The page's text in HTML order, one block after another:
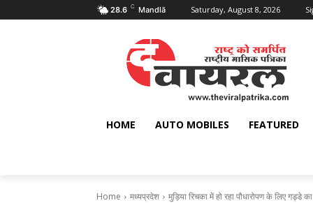
28.6 C Mandlā Saturday, August 8, 2026
HOME AUTO MOBILES FEATURED
Home मध्यप्रदेश मुड़िया रिचका में हो रहा पौधारोपण के लिए गड्डे